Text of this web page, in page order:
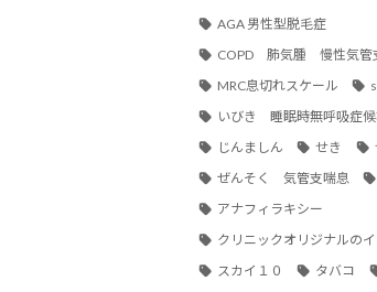
AGA 男性型脱毛症
COPD 肺気腫 慢性気管
MRC息切れスケール
いびき 睡眠時無呼吸症
じんましん
せき
ぜんそく 気管支喘息
アナフィラキシー
クリニックオリジナルの
スカイ１０
タバコ